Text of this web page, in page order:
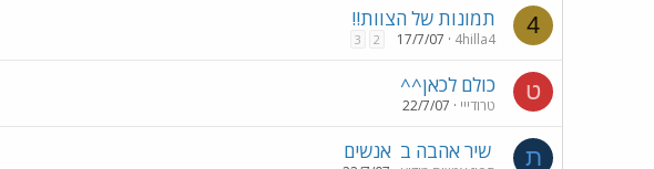
4 תמונות של הצוות!!
4hilla4
17/7/07
2
3
ט כולם לכאן^^
טרודייי 22/7/07
ת שיר אהבה ב אנשים